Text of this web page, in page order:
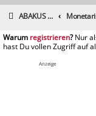
ABAKUS Foren-Übersicht
registrieren
Anzeige